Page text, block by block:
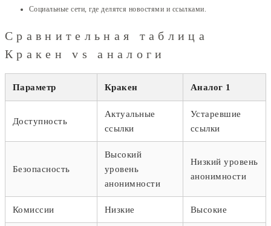
Социальные сети, где делятся новостями и ссылками.
Сравнительная таблица
Кракен vs аналоги
Параметр Кракен Аналог 1
Доступность
Актуальные
ссылки
Устаревшие
ссылки
Безопасность
Высокий
уровень
анонимности
Низкий уровень
анонимности
Комиссии Низкие Высокие